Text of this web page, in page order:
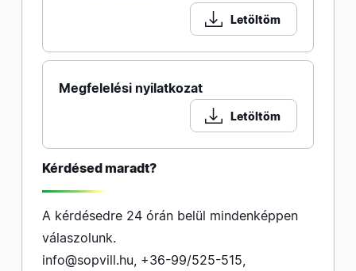
Letöltöm
Megfelelési nyilatkozat
Letöltöm
Kérdésed maradt?
A kérdésedre 24 órán belül mindenképpen
válaszolunk.
info@sopvill.hu, +36-99/525-515,